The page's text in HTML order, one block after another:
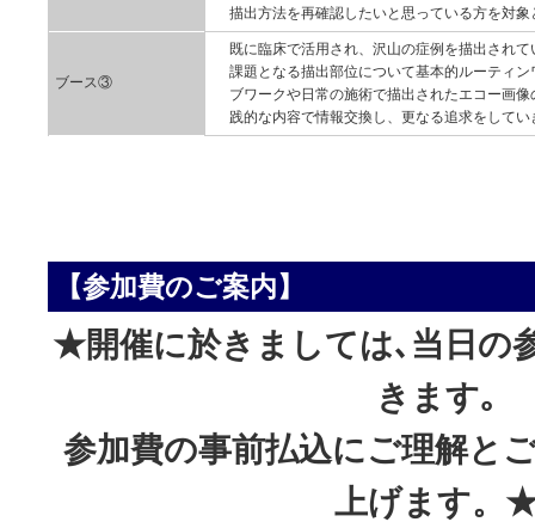
描出方法を再確認したいと思っている方を対
ブース③
既に臨床で活用され、沢山の症例を描出され
課題となる描出部位について基本的ルーティ
ブワークや日常の施術で描出されたエコー画
践的な内容で情報交換し、更なる追求をしてい
【参加費のご案内】
★開催に於きましては､当日の
きます｡
参加費の事前払込にご理解と
上げます。